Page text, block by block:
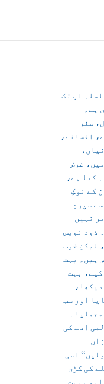
اب تک
ہے۔
سفر
افسانے،
غرض
کیا ہے،
کے نوکِ
سپردِ
نہیں
ذود نویس
لیکن خوب
ہیں۔ بہت
بہت
اور سب
ادب کی
اسی
کی کڑی
بہت